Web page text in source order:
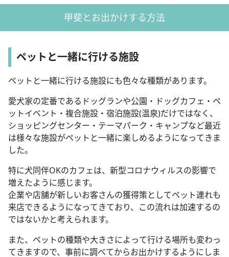
甲斐とお出かけする方法
ペットと一緒に行ける施設
ペットと一緒に行ける施設にも色々な種類があります。
愛犬家の定番であるドッグランや公園・ドッグカフェ・ペ
ットイベント・複合施設・宿泊施設(温泉)だけではなく、
ショッピングセンター・テーマパーク・キャンプなど最近
は様々な施設がペットと一緒に楽しめるようになってきま
した。
特に犬同伴OKのカフェは、新型コロナウィルスの影響で
増えたように感じます。
企業や店舗が新しいお客さんの獲得策としてペット連れも
来店できるようになってきており、この流れは加速するの
ではないかと考えられます。
また、ペットの種類や大きさによって行ける場所も変わっ
てきますので、事前に調べてからお出かけするようにしま